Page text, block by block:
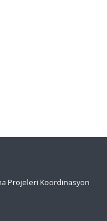
Projeleri Koordinasyon